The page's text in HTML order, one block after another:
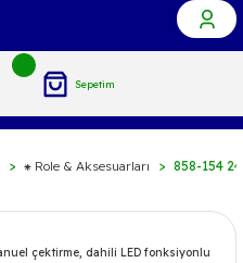
Sepetim
⁕ Role & Aksesuarları 858-154